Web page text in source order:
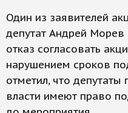
Один из заявителей
депутат Андрей
отказ согласовать
нарушением сроков
отметил, что депутаты
власти имеют право